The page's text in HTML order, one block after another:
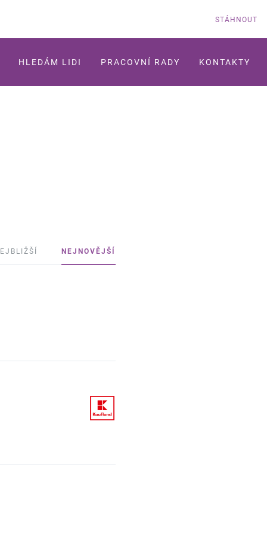
STÁHNOUT
HLEDÁM LIDI PRACOVNÍ RADY KONTAKTY
NEJNOVĚJŠÍ